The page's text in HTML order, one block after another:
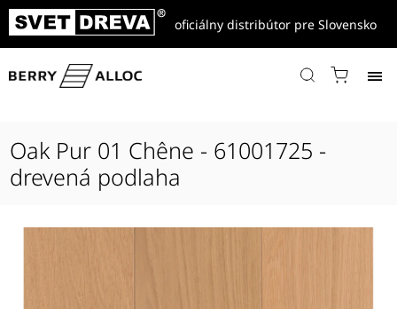
oficiálny distribútor pre Slovensko
Domov / Produkty / Drevené parkety
/
Oak Pur 01 Chêne - 61001725 - drevená podlaha
Oak Pur 01 Chêne - 61001725 -
drevená podlaha